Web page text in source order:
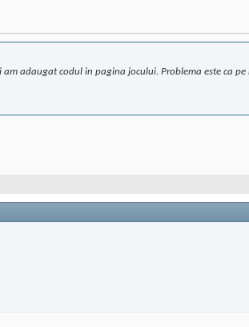
adaugat codul in pagina jocului. Problema este ca